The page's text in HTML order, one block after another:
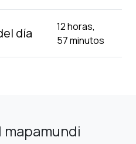
día
12 horas,
57 minutos
mapamundi